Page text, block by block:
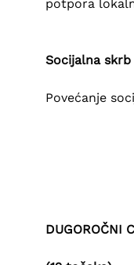
potpora
Socijalna
Povećanje
DUGOROČNI